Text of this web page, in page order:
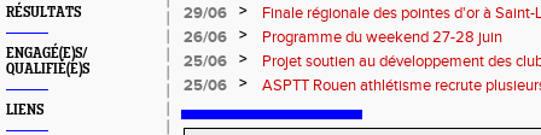
RÉSULTATS
ENGAGÉ(E)S/
QUALIFIÉ(E)S
LIENS
29/06
>
Finale régionale des pointes d'or à
informations
26/06 >
Programme du weekend 27-28 juin
25/06
>
Projet soutien au développement des
25/06
> ASPTT Rouen athlétisme recrute